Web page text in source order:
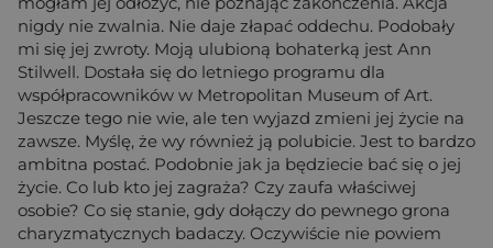
nigdy nie zwalnia. Nie daje złapać oddechu. Podobały
mi się jej zwroty. Moją ulubioną bohaterką jest Ann
Stilwell. Dostała się do letniego programu dla
współpracowników w Metropolitan Museum of Art.
Jeszcze tego nie wie, ale ten wyjazd zmieni jej życie na
zawsze. Myślę, że wy również ją polubicie. Jest to bardzo
ambitna postać. Podobnie jak ja będziecie bać się o jej
życie. Co lub kto jej zagraża? Czy zaufa właściwej
osobie? Co się stanie, gdy dołączy do pewnego grona
charyzmatycznych badaczy. Oczywiście nie powiem